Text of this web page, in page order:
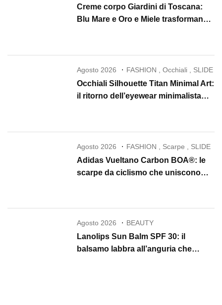
Creme corpo Giardini di Toscana:
Blu Mare e Oro e Miele trasformano
Agosto 2026 FASHION ,Occhiali SLIDE
Occhiali Silhouette Titan Minimal Art:
il ritorno dell’eyewear minimalista
Agosto 2026 FASHION Scarpe SLIDE
Adidas Vueltano Carbon BOA®: le
scarpe da ciclismo che uniscono
Agosto 2026 BEAUTY
Lanolips Sun Balm SPF 30: il
balsamo labbra all’anguria che